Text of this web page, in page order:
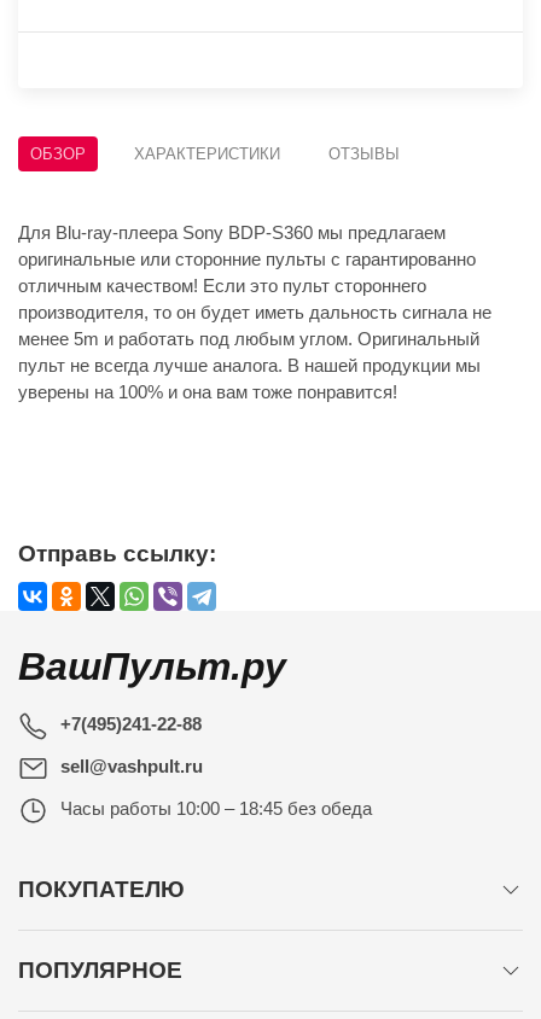
ОБЗОР ХАРАКТЕРИСТИКИ ОТЗЫВЫ
Для Blu-ray-плеера Sony BDP-S360 мы предлагаем
оригинальные или сторонние пульты с гарантированно
отличным качеством! Если это пульт стороннего
производителя, то он будет иметь дальность сигнала не
менее 5m и работать под любым углом. Оригинальный
пульт не всегда лучше аналога. В нашей продукции мы
уверены на 100% и она вам тоже понравится!
Отправь ссылку:
ВашПульт.ру
+7(495)241-22-88
sell@vashpult.ru
Часы работы 10:00 – 18:45 без обеда
ПОКУПАТЕЛЮ
ПОПУЛЯРНОЕ